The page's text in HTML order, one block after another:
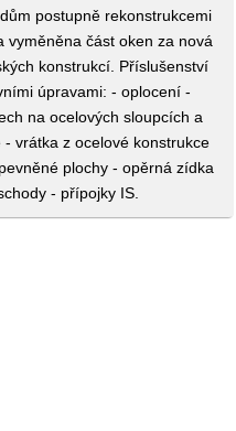
postupně rekonstrukcemi
vyměněna část oken za nová
konstrukcí. Příslušenství
úpravami: - oplocení -
na ocelových sloupcích a
vrátka z ocelové konstrukce
plochy - opěrná zídka
- přípojky IS.